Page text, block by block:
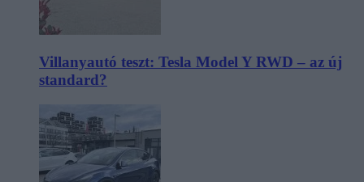
Villanyautó teszt: Tesla Model Y RWD – az új
standard?